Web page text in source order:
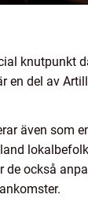
knutpunkt
del av
även som
också